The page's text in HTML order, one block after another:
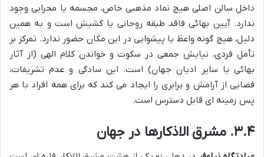
داخل سالن اصلی هیچ نماد مذهبی خاص، مجسمه یا محرابی وجود
ندارد. آیین بهائی فاقد طبقه روحانی یا کشیش است و به همین
دلیل، هیچ گونه واعظ یا پیشوایی در این مکان حضور ندارد. تمرکز بر
تأمل فردی، نیایش جمعی در سکوت و خواندن کلام الهی (از آثار
بهائی یا سایر ادیان جهان) است. این سادگی و عدم تشریفات،
فضایی از آرامش و برابری را ایجاد می کند که برای همه افراد با هر
پس زمینه ای قابل دسترس است.
۳.۴. مشرق الاذکارها در جهان